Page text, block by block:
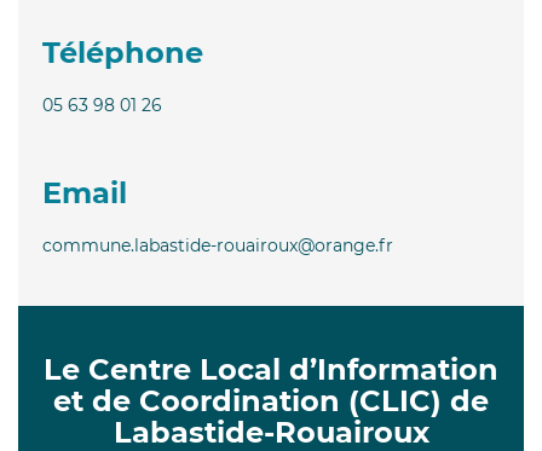
Téléphone
05 63 98 01 26
Email
commune.labastide-rouairoux@orange.fr
Le Centre Local d’Information
et de Coordination (CLIC) de
Labastide-Rouairoux